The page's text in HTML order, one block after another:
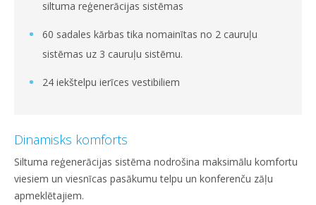
siltuma reģenerācijas sistēmas
60 sadales kārbas tika nomainītas no 2 cauruļu
sistēmas uz 3 cauruļu sistēmu.
24 iekštelpu ierīces vestibiliem
Dinamisks komforts
Siltuma reģenerācijas sistēma nodrošina maksimālu komfortu
viesiem un viesnīcas pasākumu telpu un konferenču zāļu
apmeklētajiem.